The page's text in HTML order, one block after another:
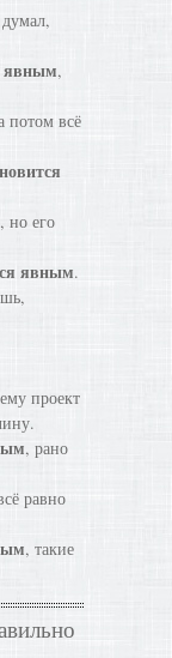
явным,
потом всё
но его
явным.
проект
, рано
равно
, такие